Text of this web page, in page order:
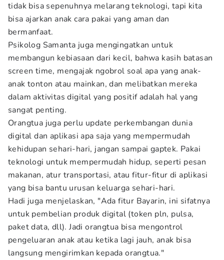
tidak bisa sepenuhnya melarang teknologi, tapi kita
bisa ajarkan anak cara pakai yang aman dan
bermanfaat.
Psikolog Samanta juga mengingatkan untuk
membangun kebiasaan dari kecil, bahwa kasih batasan
screen time, mengajak ngobrol soal apa yang anak-
anak tonton atau mainkan, dan melibatkan mereka
dalam aktivitas digital yang positif adalah hal yang
sangat penting.
Orangtua juga perlu update perkembangan dunia
digital dan aplikasi apa saja yang mempermudah
kehidupan sehari-hari, jangan sampai gaptek. Pakai
teknologi untuk mempermudah hidup, seperti pesan
makanan, atur transportasi, atau fitur-fitur di aplikasi
yang bisa bantu urusan keluarga sehari-hari.
Hadi juga menjelaskan, "Ada fitur Bayarin, ini sifatnya
untuk pembelian produk digital (token pln, pulsa,
paket data, dll). Jadi orangtua bisa mengontrol
pengeluaran anak atau ketika lagi jauh, anak bisa
langsung mengirimkan kepada orangtua."